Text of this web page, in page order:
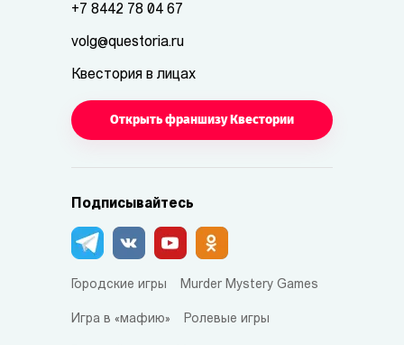
+7 8442 78 04 67
volg@questoria.ru
Квестория в лицах
Открыть франшизу Квестории
Подписывайтесь
Городские игры Murder Mystery Games
Игра в «мафию» Ролевые игры